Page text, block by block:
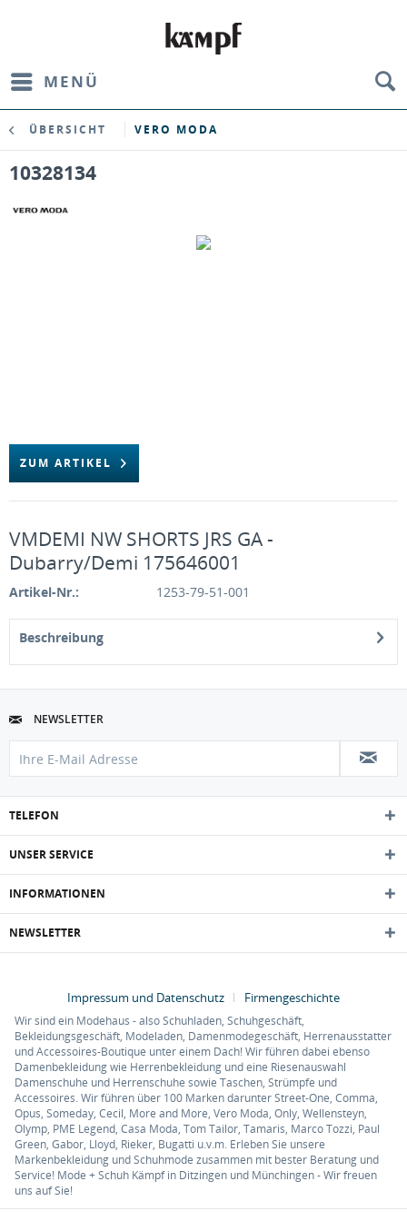
MENÜ
ÜBERSICHT VERO MODA
10328134
ZUM ARTIKEL
VMDEMI NW SHORTS JRS GA -
Dubarry/Demi 175646001
Artikel-Nr.: 1253-79-51-001
Beschreibung
NEWSLETTER
TELEFON
UNSER SERVICE
INFORMATIONEN
NEWSLETTER
Impressum und Datenschutz Firmengeschichte
Wir sind ein Modehaus - also Schuhladen, Schuhgeschäft,
Bekleidungsgeschäft, Modeladen, Damenmodegeschäft, Herrenausstatter
und Accessoires-Boutique unter einem Dach! Wir führen dabei ebenso
Damenbekleidung wie Herrenbekleidung und eine Riesenauswahl
Damenschuhe und Herrenschuhe sowie Taschen, Strümpfe und
Accessoires. Wir führen über 100 Marken darunter Street-One, Comma,
Opus, Someday, Cecil, More and More, Vero Moda, Only, Wellensteyn,
Olymp, PME Legend, Casa Moda, Tom Tailor, Tamaris, Marco Tozzi, Paul
Green, Gabor, Lloyd, Rieker, Bugatti u.v.m. Erleben Sie unsere
Markenbekleidung und Schuhmode zusammen mit bester Beratung und
Service! Mode + Schuh Kämpf in Ditzingen und Münchingen - Wir freuen
uns auf Sie!